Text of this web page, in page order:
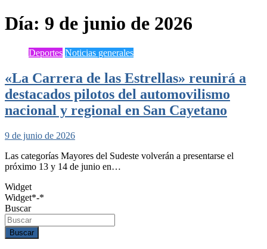
Día: 9 de junio de 2026
Deportes Noticias generales
«La Carrera de las Estrellas» reunirá a
destacados pilotos del automovilismo
nacional y regional en San Cayetano
9 de junio de 2026
Las categorías Mayores del Sudeste volverán a presentarse el
próximo 13 y 14 de junio en…
Widget
Widget*-*
Buscar
Buscar